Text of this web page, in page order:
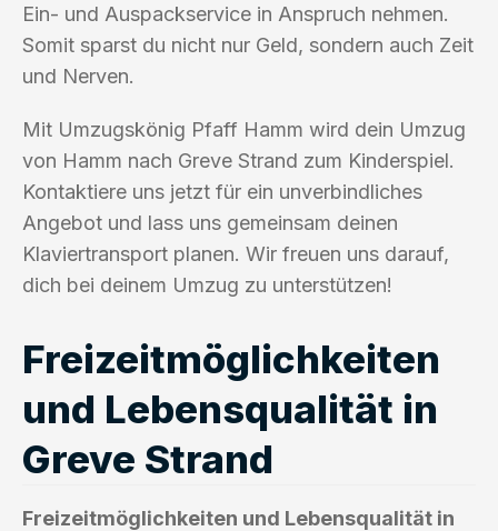
Ein- und Auspackservice in Anspruch nehmen.
Somit sparst du nicht nur Geld, sondern auch Zeit
und Nerven.
Mit Umzugskönig Pfaff Hamm wird dein Umzug
von Hamm nach Greve Strand zum Kinderspiel.
Kontaktiere uns jetzt für ein unverbindliches
Angebot und lass uns gemeinsam deinen
Klaviertransport planen. Wir freuen uns darauf,
dich bei deinem Umzug zu unterstützen!
Freizeitmöglichkeiten
und Lebensqualität in
Greve Strand
Freizeitmöglichkeiten und Lebensqualität in